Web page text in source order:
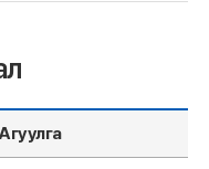
Агуулга